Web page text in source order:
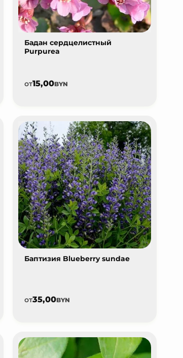
Бадан сердцелистный
Purpurea
от15,00BYN
Баптизия Blueberry sundae
от35,00BYN